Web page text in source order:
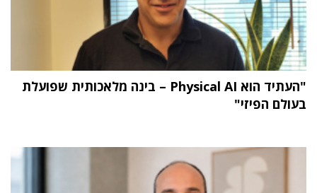
"העתיד הוא Physical AI – בינה מלאכותית שפועלת
בעולם הפיזי"